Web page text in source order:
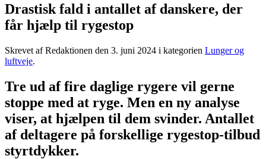
Drastisk fald i antallet af danskere, der
får hjælp til rygestop
Skrevet af Redaktionen den 3. juni 2024 i kategorien Lunger og
luftveje.
Tre ud af fire daglige rygere vil gerne
stoppe med at ryge. Men en ny analyse
viser, at hjælpen til dem svinder. Antallet
af deltagere på forskellige rygestop-tilbud
styrtdykker.